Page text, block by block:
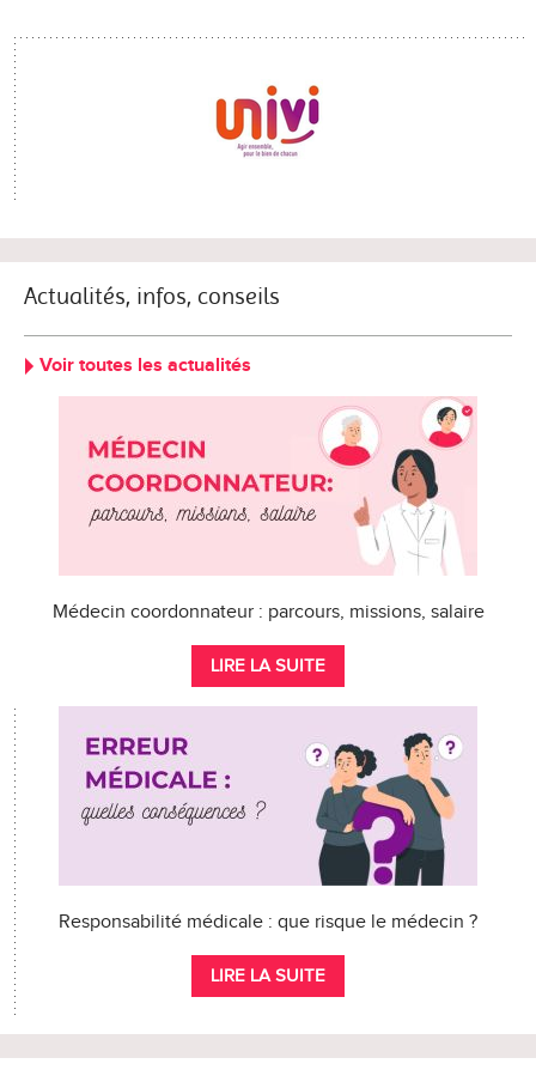
Actualités, infos, conseils
Voir toutes les actualités
Médecin coordonnateur : parcours, missions, salaire
LIRE LA SUITE
Responsabilité médicale : que risque le médecin ?
LIRE LA SUITE